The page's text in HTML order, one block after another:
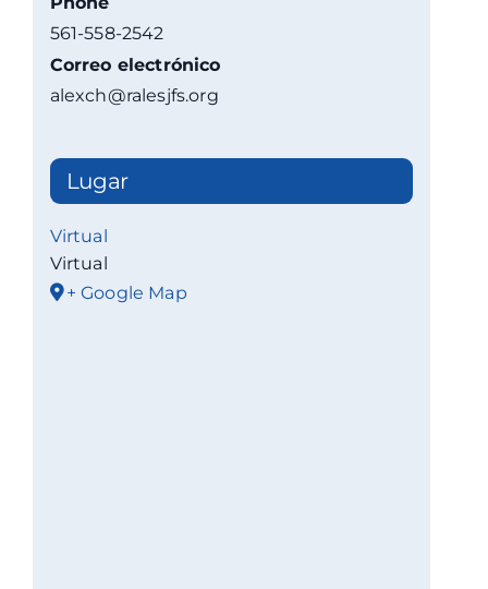
561-558-2542
Correo electrónico
alexch@ralesjfs.org
Lugar
Virtual
Virtual
+ Google Map